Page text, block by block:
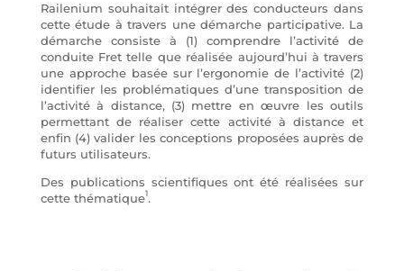
Railenium souhaitait intégrer des conducteurs dans
cette étude à travers une démarche participative. La
démarche consiste à (1) comprendre l’activité de
conduite Fret telle que réalisée aujourd’hui à travers
une approche basée sur l’ergonomie de l’activité (2)
identifier les problématiques d’une transposition de
l’activité à distance, (3) mettre en œuvre les outils
permettant de réaliser cette activité à distance et
enfin (4) valider les conceptions proposées auprès de
futurs utilisateurs.
Des publications scientifiques ont été réalisées sur
cette thématique1.